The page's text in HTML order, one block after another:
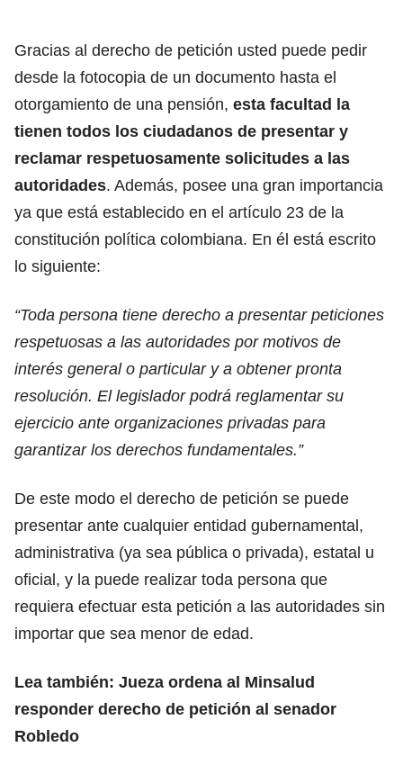
Gracias al derecho de petición usted puede pedir
desde la fotocopia de un documento hasta el
otorgamiento de una pensión, esta facultad la
tienen todos los ciudadanos de presentar y
reclamar respetuosamente solicitudes a las
autoridades. Además, posee una gran importancia
ya que está establecido en el artículo 23 de la
constitución política colombiana. En él está escrito
lo siguiente:
“Toda persona tiene derecho a presentar peticiones
respetuosas a las autoridades por motivos de
interés general o particular y a obtener pronta
resolución. El legislador podrá reglamentar su
ejercicio ante organizaciones privadas para
garantizar los derechos fundamentales.”
De este modo el derecho de petición se puede
presentar ante cualquier entidad gubernamental,
administrativa (ya sea pública o privada), estatal u
oficial, y la puede realizar toda persona que
requiera efectuar esta petición a las autoridades sin
importar que sea menor de edad.
Lea también: Jueza ordena al Minsalud
responder derecho de petición al senador
Robledo